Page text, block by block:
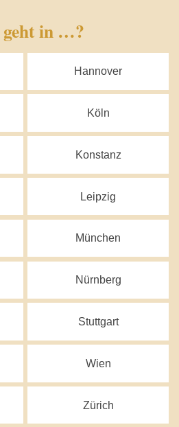
geht in …?
Hannover
Köln
Konstanz
Leipzig
München
Nürnberg
Stuttgart
Wien
Zürich